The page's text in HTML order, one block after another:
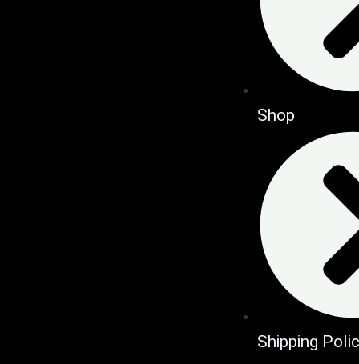
Shop
Shipping